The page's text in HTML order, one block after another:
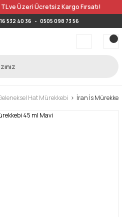
ve Üzeri Ücretsiz Kargo Fırsatı!
532 40 36 - 0505 098 73 56
Hat Mürekkebi İran İs